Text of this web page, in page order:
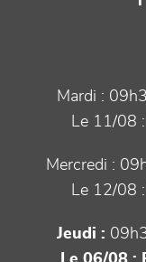
Mardi :
Le 11/08 :
Mercredi :
Le 12/08 :
Jeudi :